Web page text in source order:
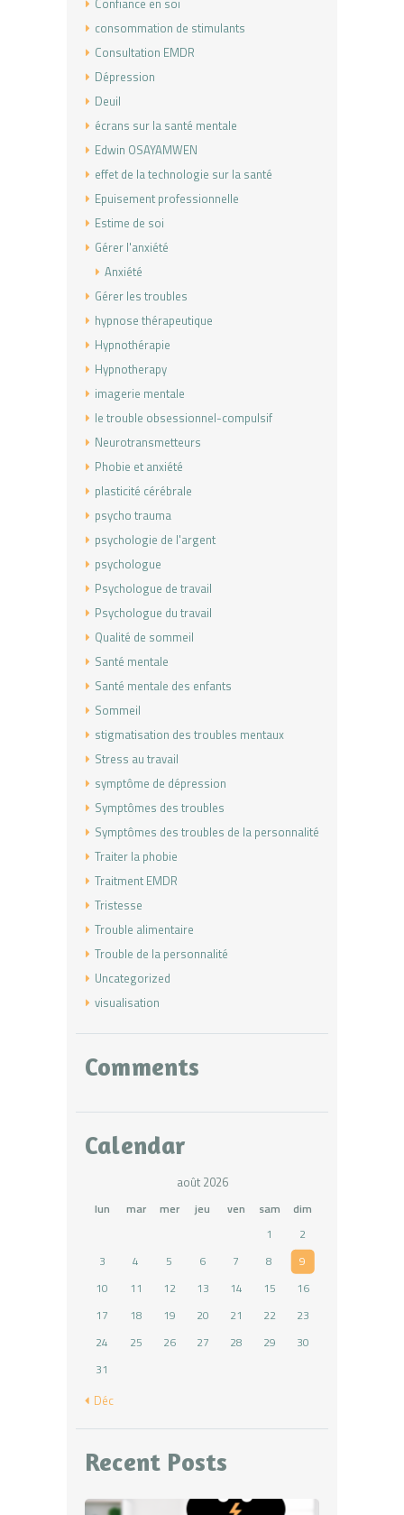
Confiance en soi
consommation de stimulants
Consultation EMDR
Dépression
Deuil
écrans sur la santé mentale
Edwin OSAYAMWEN
effet de la technologie sur la santé
Epuisement professionnelle
Estime de soi
Gérer l'anxiété
Anxiété
Gérer les troubles
hypnose thérapeutique
Hypnothérapie
Hypnotherapy
imagerie mentale
le trouble obsessionnel-compulsif
Neurotransmetteurs
Phobie et anxiété
plasticité cérébrale
psycho trauma
psychologie de l'argent
psychologue
Psychologue de travail
Psychologue du travail
Qualité de sommeil
Santé mentale
Santé mentale des enfants
Sommeil
stigmatisation des troubles mentaux
Stress au travail
symptôme de dépression
Symptômes des troubles
Symptômes des troubles de la personnalité
Traiter la phobie
Traitment EMDR
Tristesse
Trouble alimentaire
Trouble de la personnalité
Uncategorized
visualisation
Comments
Calendar
août 2026
lun mar mer jeu ven sam
dim
1
2
3
4 5 6 7 8
9
10
11 12 13 14 15
16
17
18 19 20 21 22
23
24
25 26 27 28 29
30
31
« Déc
Recent Posts